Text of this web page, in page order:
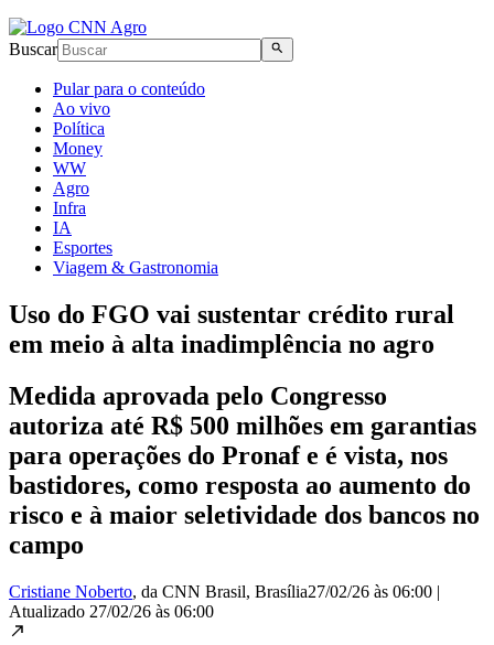
Buscar
Pular para o conteúdo
Ao vivo
Política
Money
WW
Agro
Infra
IA
Esportes
Viagem & Gastronomia
Uso do FGO vai sustentar crédito rural
em meio à alta inadimplência no agro
Medida aprovada pelo Congresso
autoriza até R$ 500 milhões em garantias
para operações do Pronaf e é vista, nos
bastidores, como resposta ao aumento do
risco e à maior seletividade dos bancos no
campo
Cristiane Noberto, da CNN Brasil, Brasília27/02/26 às 06:00 |
Atualizado 27/02/26 às 06:00